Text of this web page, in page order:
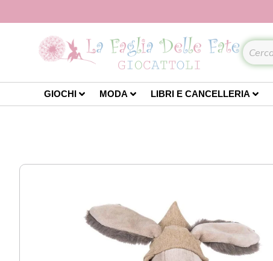
GIOCHI MODA LIBRI E CANCELLERIA